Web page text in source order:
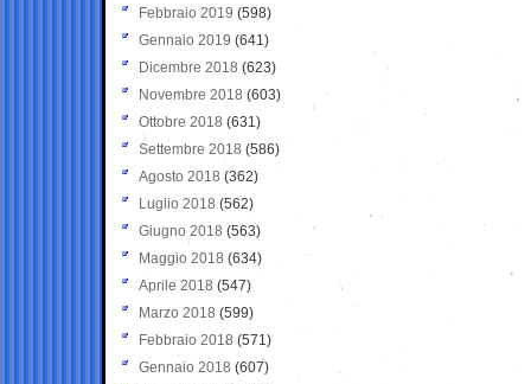
Febbraio 2019 (598)
Gennaio 2019 (641)
Dicembre 2018 (623)
Novembre 2018 (603)
Ottobre 2018 (631)
Settembre 2018 (586)
Agosto 2018 (362)
Luglio 2018 (562)
Giugno 2018 (563)
Maggio 2018 (634)
Aprile 2018 (547)
Marzo 2018 (599)
Febbraio 2018 (571)
Gennaio 2018 (607)